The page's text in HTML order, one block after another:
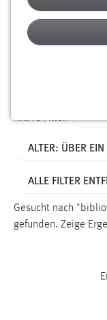
Alter
Aktive Filter:
ALTER: ÜBER EIN
ALLE FILTER
Gesucht nach
gefunden. Zeige
Funktionen
Name:
Dieser